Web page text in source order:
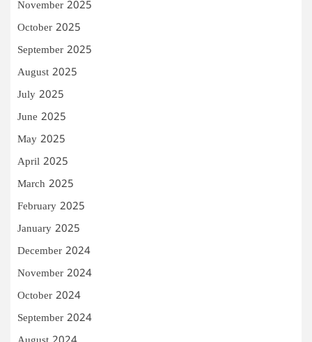
November 2025
October 2025
September 2025
August 2025
July 2025
June 2025
May 2025
April 2025
March 2025
February 2025
January 2025
December 2024
November 2024
October 2024
September 2024